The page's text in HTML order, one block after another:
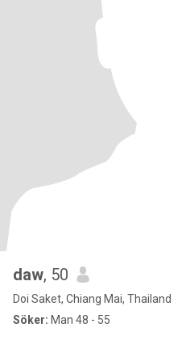
daw, 50
Doi Saket, Chiang Mai, Thailand
Söker: Man 48 - 55